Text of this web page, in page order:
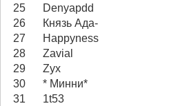
25
Denyapdd
26
Князь Ада-
27
Happyness
28
Zavial
29
Zyx
30
* Минни*
31
1t53